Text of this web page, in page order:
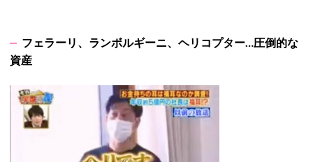
フェラーリ、ランボルギーニ、ヘリコプター…圧倒的な
資産